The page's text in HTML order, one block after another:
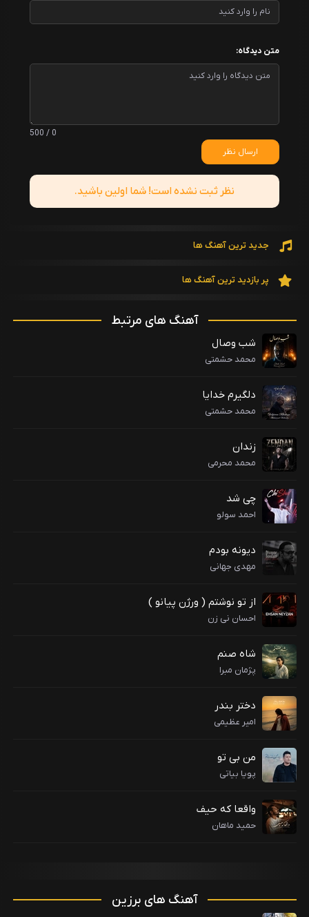
متن دیدگاه:
0 / 500
ارسال نظر
نظر ثبت نشده است! شما اولین باشید.
جدید ترین آهنگ ها
پر بازدید ترین آهنگ ها
آهنگ های مرتبط
شب وصال
محمد حشمتی
دلگیرم خدایا
محمد حشمتی
زندان
محمد محرمی
چی شد
احمد سولو
دیونه بودم
مهدی جهانی
از تو نوشتم ( ورژن پیانو )
احسان نی زن
شاه صنم
پژمان مبرا
دختر بندر
امیر عظیمی
من بی تو
پویا بیاتی
واقعا که حیف
حمید ماهان
آهنگ های برزین